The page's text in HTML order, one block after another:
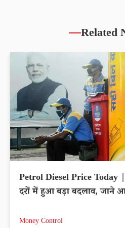
Related
Petrol Diesel Price Today
दरों में हुआ बड़ा बदलाव, जाने
Money Control